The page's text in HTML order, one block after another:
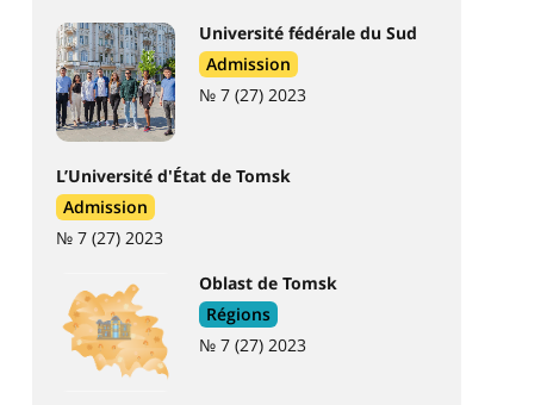
Université fédérale du Sud
Admission
№ 7 (27) 2023
L’Université d'État de Tomsk
Admission
№ 7 (27) 2023
Oblast de Tomsk
Régions
№ 7 (27) 2023